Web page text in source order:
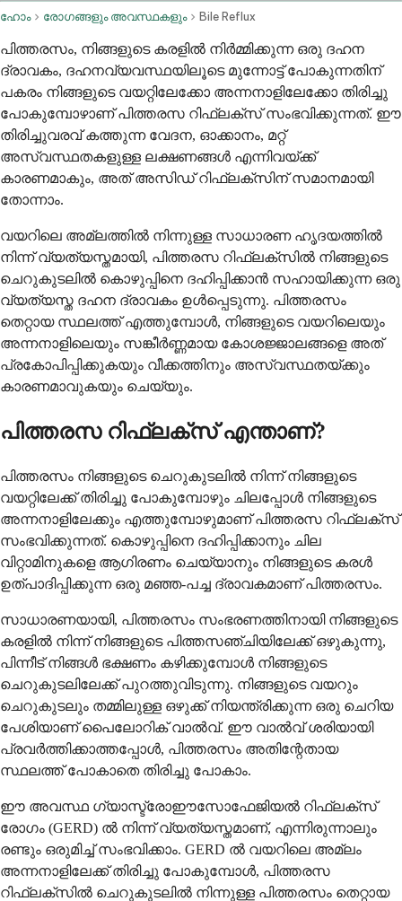
ഹോം രോഗങ്ങളും അവസ്ഥകളും Bile Reflux
പിത്തരസം, നിങ്ങളുടെ കരളിൽ നിർമ്മിക്കുന്ന ഒരു ദഹന
ദ്രാവകം, ദഹനവ്യവസ്ഥയിലൂടെ മുന്നോട്ട് പോകുന്നതിന്
പകരം നിങ്ങളുടെ വയറ്റിലേക്കോ അന്നനാളിലേക്കോ തിരിച്ചു
പോകുമ്പോഴാണ് പിത്തരസ റിഫ്ലക്സ് സംഭവിക്കുന്നത്. ഈ
തിരിച്ചുവരവ് കത്തുന്ന വേദന, ഓക്കാനം, മറ്റ്
അസ്വസ്ഥതകളുള്ള ലക്ഷണങ്ങൾ എന്നിവയ്ക്ക്
കാരണമാകും, അത് അസിഡ് റിഫ്ലക്സിന് സമാനമായി
തോന്നാം.
വയറിലെ അമ്ലത്തിൽ നിന്നുള്ള സാധാരണ ഹൃദയത്തിൽ
നിന്ന് വ്യത്യസ്തമായി, പിത്തരസ റിഫ്ലക്സിൽ നിങ്ങളുടെ
ചെറുകുടലിൽ കൊഴുപ്പിനെ ദഹിപ്പിക്കാൻ സഹായിക്കുന്ന ഒരു
വ്യത്യസ്ത ദഹന ദ്രാവകം ഉൾപ്പെടുന്നു. പിത്തരസം
തെറ്റായ സ്ഥലത്ത് എത്തുമ്പോൾ, നിങ്ങളുടെ വയറിലെയും
അന്നനാളിലെയും സങ്കീർണ്ണമായ കോശജ്ജാലങ്ങളെ അത്
പ്രകോപിപ്പിക്കുകയും വീക്കത്തിനും അസ്വസ്ഥതയ്ക്കും
കാരണമാവുകയും ചെയ്യും.
പിത്തരസ റിഫ്ലക്സ് എന്താണ്?
പിത്തരസം നിങ്ങളുടെ ചെറുകുടലിൽ നിന്ന് നിങ്ങളുടെ
വയറ്റിലേക്ക് തിരിച്ചു പോകുമ്പോഴും ചിലപ്പോൾ നിങ്ങളുടെ
അന്നനാളിലേക്കും എത്തുമ്പോഴുമാണ് പിത്തരസ റിഫ്ലക്സ്
സംഭവിക്കുന്നത്. കൊഴുപ്പിനെ ദഹിപ്പിക്കാനും ചില
വിറ്റാമിനുകളെ ആഗിരണം ചെയ്യാനും നിങ്ങളുടെ കരൾ
ഉത്പാദിപ്പിക്കുന്ന ഒരു മഞ്ഞ-പച്ച ദ്രാവകമാണ് പിത്തരസം.
സാധാരണയായി, പിത്തരസം സംഭരണത്തിനായി നിങ്ങളുടെ
കരളിൽ നിന്ന് നിങ്ങളുടെ പിത്തസഞ്ചിയിലേക്ക് ഒഴുകുന്നു,
പിന്നീട് നിങ്ങൾ ഭക്ഷണം കഴിക്കുമ്പോൾ നിങ്ങളുടെ
ചെറുകുടലിലേക്ക് പുറത്തുവിടുന്നു. നിങ്ങളുടെ വയറും
ചെറുകുടലും തമ്മിലുള്ള ഒഴുക്ക് നിയന്ത്രിക്കുന്ന ഒരു ചെറിയ
പേശിയാണ് പൈലോറിക് വാൽവ്. ഈ വാൽവ് ശരിയായി
പ്രവർത്തിക്കാത്തപ്പോൾ, പിത്തരസം അതിന്റേതായ
സ്ഥലത്ത് പോകാതെ തിരിച്ചു പോകാം.
ഈ അവസ്ഥ ഗ്യാസ്ട്രോഈസോഫേജിയൽ റിഫ്ലക്സ്
രോഗം (GERD) ൽ നിന്ന് വ്യത്യസ്തമാണ്, എന്നിരുന്നാലും
രണ്ടും ഒരുമിച്ച് സംഭവിക്കാം. GERD ൽ വയറിലെ അമ്ലം
അന്നനാളിലേക്ക് തിരിച്ചു പോകുമ്പോൾ, പിത്തരസ
റിഫ്ലക്സിൽ ചെറുകുടലിൽ നിന്നുള്ള പിത്തരസം തെറ്റായ